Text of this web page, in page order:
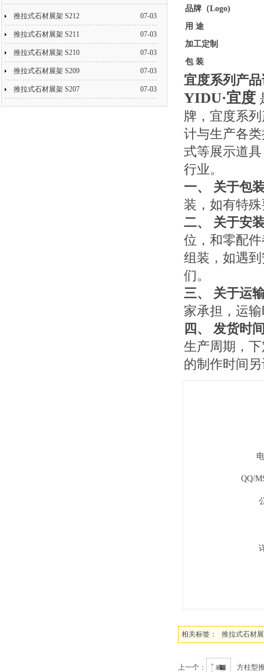
推拉式石材展架 S212 07-03
推拉式石材展架 S211 07-03
推拉式石材展架 S210 07-03
推拉式石材展架 S209 07-03
推拉式石材展架 S207 07-03
品牌（Logo)
用 途
加工定制
包 装
宜度系列产
YIDU·宜度
牌，宜度系
计与生产各
式等展示道
行业。
一、 关于包
装，如有特
二、 关于安
位，和零配
组装，如遇
们。
三、 关于运
家承担，运
四、 发货时
生产周期，
的制作时间
QQ/
相关标签： 推拉式石材
上一个： 方柱型